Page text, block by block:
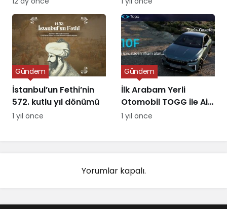
İstanbul’un Fethi’nin
572. kutlu yıl dönümü
Gündem
1 yıl önce
İlk Arabam Yerli
Otomobil TOGG ile Aile
Destek Programı
Gündem
1 yıl önce
Yorumlar kapalı.